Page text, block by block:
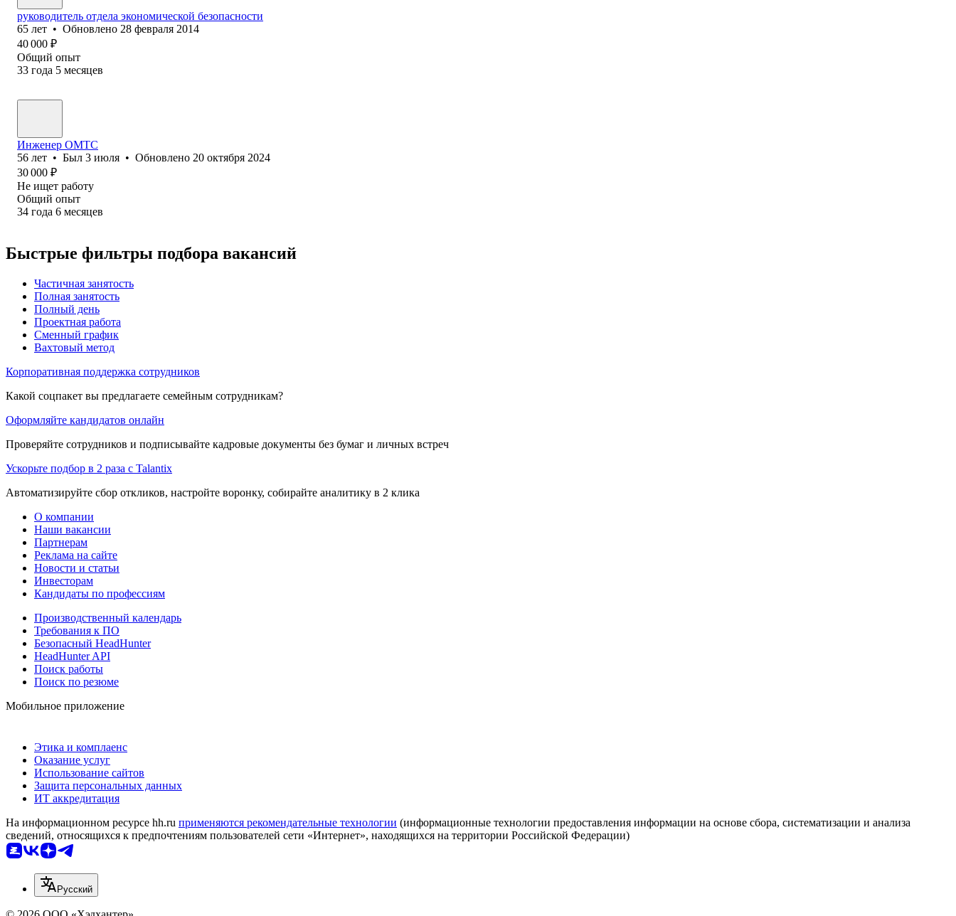
руководитель отдела экономической безопасности
65 лет • Обновлено 28 февраля 2014
40 000 ₽
Общий опыт
33 года 5 месяцев
Инженер ОМТС
56 лет • Был 3 июля • Обновлено 20 октября 2024
30 000 ₽
Не ищет работу
Общий опыт
34 года 6 месяцев
Быстрые фильтры подбора вакансий
Частичная занятость
Полная занятость
Полный день
Проектная работа
Сменный график
Вахтовый метод
Корпоративная поддержка сотрудников
Какой соцпакет вы предлагаете семейным сотрудникам?
Оформляйте кандидатов онлайн
Проверяйте сотрудников и подписывайте кадровые документы без бумаг и личных встреч
Ускорьте подбор в 2 раза с Talantix
Автоматизируйте сбор откликов, настройте воронку, собирайте аналитику в 2 клика
О компании
Наши вакансии
Партнерам
Реклама на сайте
Новости и статьи
Инвесторам
Кандидаты по профессиям
Производственный календарь
Требования к ПО
Безопасный HeadHunter
HeadHunter API
Поиск работы
Поиск по резюме
Мобильное приложение
Этика и комплаенс
Оказание услуг
Использование сайтов
Защита персональных данных
ИТ аккредитация
На информационном ресурсе hh.ru применяются рекомендательные технологии (информационные технологии предоставления информации на основе сбора, систематизации и анализа
сведений, относящихся к предпочтениям пользователей сети «Интернет», находящихся на территории Российской Федерации)
Русский